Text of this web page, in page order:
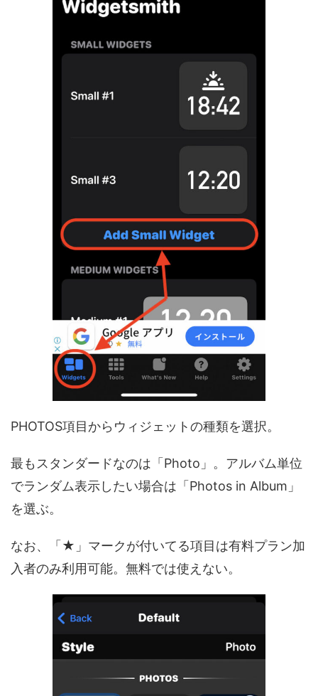
PHOTOS項目からウィジェットの種類を選択。
最もスタンダードなのは「Photo」。アルバム単位
でランダム表示したい場合は「Photos in Album」
を選ぶ。
なお、「★」マークが付いてる項目は有料プラン加
入者のみ利用可能。無料では使えない。